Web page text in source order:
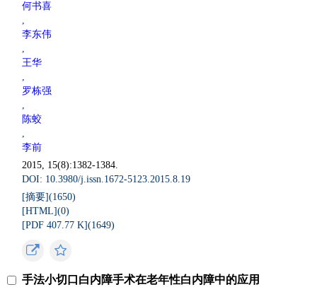
何书喜
,
李东伟
,
王华
,
罗栋强
,
陈蛟
,
李前
2015, 15(8):1382-1384.
DOI: 10.3980/j.issn.1672-5123.2015.8.19
[摘要](1650)
[HTML](0)
[PDF 407.77 K](1649)
手法小切口白内障手术在老年性白内障中的应用